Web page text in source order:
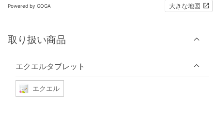
Powered by GOGA 大きな地図
取り扱い商品
エクエルタブレット
エクエル